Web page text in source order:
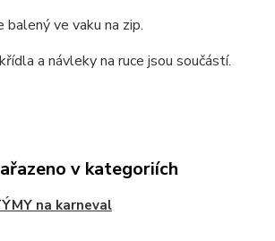
balený ve vaku na zip.
a návleky na ruce jsou součástí.
v kategoriích
na karneval